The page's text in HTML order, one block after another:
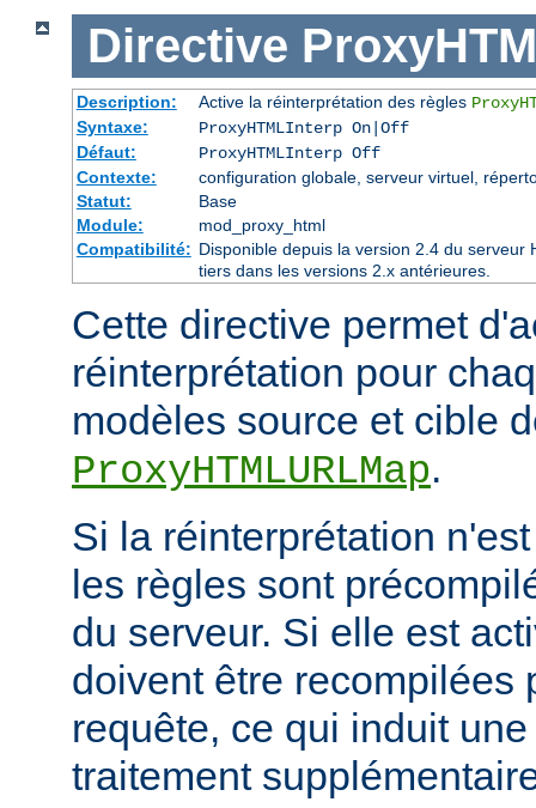
Directive
Description: Active la réinterprétation des règles
Syntaxe:
ProxyHTMLInterp On|Off
Défaut:
ProxyHTMLInterp Off
Contexte:
configuration globale, serveur virtuel,
Statut:
Base
Module:
mod_proxy_html
Compatibilité: Disponible depuis la version 2.4 du serveur
tiers dans les versions 2.x antérieures.
Cette directive permet
réinterprétation pour
modèles source et cible
ProxyHTMLURLMap.
Si la réinterprétation
les règles sont
du serveur. Si elle est
doivent être recompilées
requête, ce qui induit
traitement